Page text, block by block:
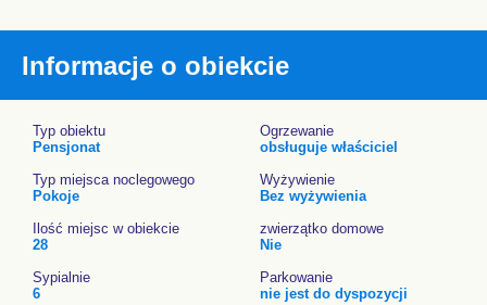
Informacje o obiekcie
Typ obiektu
Pensjonat
Typ miejsca noclegowego
Pokoje
Ilość miejsc w obiekcie
28
Sypialnie
6
Ogrzewanie
obsługuje właściciel
Wyżywienie
Bez wyżywienia
zwierzątko domowe
Nie
Parkowanie
nie jest do dyspozycji